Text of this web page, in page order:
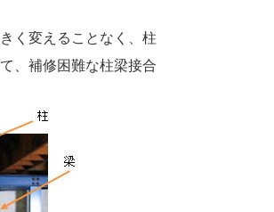
く変えることなく、柱
、補修困難な柱梁接合